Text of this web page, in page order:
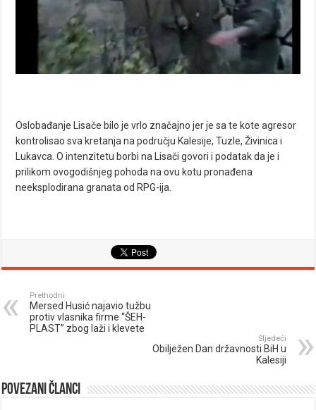
Oslobađanje Lisače bilo je vrlo značajno jer je sa te kote agresor
kontrolisao sva kretanja na području Kalesije, Tuzle, Živinica i
Lukavca. O intenzitetu borbi na Lisači govori i podatak da je i
prilikom ovogodišnjeg pohoda na ovu kotu pronađena
neeksplodirana granata od RPG-ija.
Prethodni
Mersed Husić najavio tužbu
protiv vlasnika firme “ŠEH-
PLAST” zbog laži i klevete
Sljedeći
Obilježen Dan državnosti BiH u
Kalesiji
Povezani članci